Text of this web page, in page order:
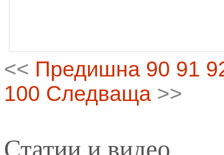
<< Предишна 90 91
100 Следваща >>
Статии и видео